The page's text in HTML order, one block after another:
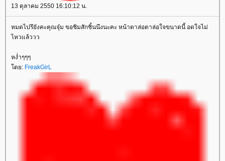
13 ตุลาคม 2550 16:10:12 น.
หมดไปรึยังคะคุณจุ๋ม ขอชิมสักชิ้นนึงนะคะ หน้าตาล่อตาล่อใจขนาดนี้ อดใจไม่
ไหวแล้ววว
หง่ำๆๆๆ
โดย: FreakGirL